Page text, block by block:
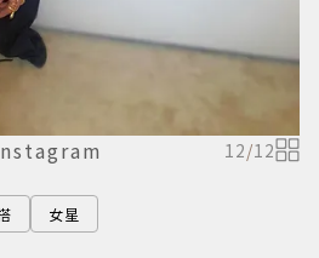
12/12
女星